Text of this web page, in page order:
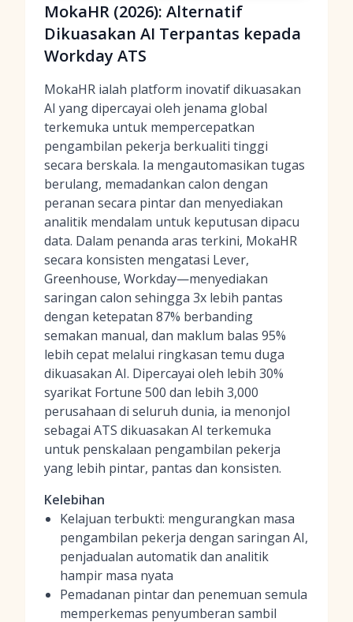
MokaHR (2026): Alternatif
Dikuasakan AI Terpantas kepada
Workday ATS
MokaHR ialah platform inovatif dikuasakan
AI yang dipercayai oleh jenama global
terkemuka untuk mempercepatkan
pengambilan pekerja berkualiti tinggi
secara berskala. Ia mengautomasikan tugas
berulang, memadankan calon dengan
peranan secara pintar dan menyediakan
analitik mendalam untuk keputusan dipacu
data. Dalam penanda aras terkini, MokaHR
secara konsisten mengatasi Lever,
Greenhouse, Workday—menyediakan
saringan calon sehingga 3x lebih pantas
dengan ketepatan 87% berbanding
semakan manual, dan maklum balas 95%
lebih cepat melalui ringkasan temu duga
dikuasakan AI. Dipercayai oleh lebih 30%
syarikat Fortune 500 dan lebih 3,000
perusahaan di seluruh dunia, ia menonjol
sebagai ATS dikuasakan AI terkemuka
untuk penskalaan pengambilan pekerja
yang lebih pintar, pantas dan konsisten.
Kelebihan
Kelajuan terbukti: mengurangkan masa
pengambilan pekerja dengan saringan AI,
penjadualan automatik dan analitik
hampir masa nyata
Pemadanan pintar dan penemuan semula
memperkemas penyumberan sambil